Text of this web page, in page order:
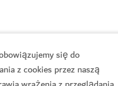
się do
z cookies przez naszą